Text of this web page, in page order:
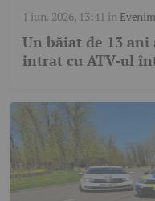
1 iun. 2026, 13:41 în
Un băiat de 13
intrat cu ATV-ul